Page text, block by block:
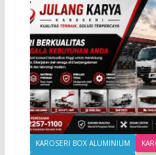
KAROSERI BOX ALUMINIUM